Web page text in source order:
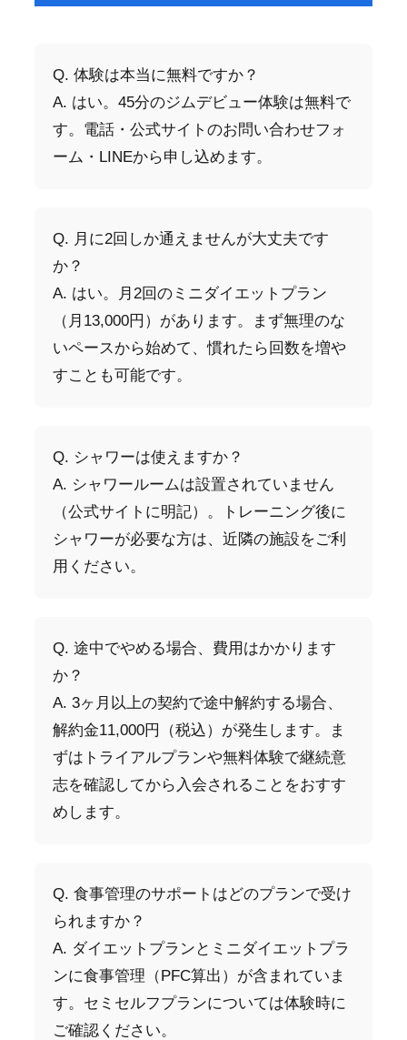
Q. 体験は本当に無料ですか？
A. はい。45分のジムデビュー体験は無料で
す。電話・公式サイトのお問い合わせフォ
ーム・LINEから申し込めます。
Q. 月に2回しか通えませんが大丈夫です
か？
A. はい。月2回のミニダイエットプラン
（月13,000円）があります。まず無理のな
いペースから始めて、慣れたら回数を増や
すことも可能です。
Q. シャワーは使えますか？
A. シャワールームは設置されていません
（公式サイトに明記）。トレーニング後に
シャワーが必要な方は、近隣の施設をご利
用ください。
Q. 途中でやめる場合、費用はかかります
か？
A. 3ヶ月以上の契約で途中解約する場合、
解約金11,000円（税込）が発生します。ま
ずはトライアルプランや無料体験で継続意
志を確認してから入会されることをおすす
めします。
Q. 食事管理のサポートはどのプランで受け
られますか？
A. ダイエットプランとミニダイエットプラ
ンに食事管理（PFC算出）が含まれていま
す。セミセルフプランについては体験時に
ご確認ください。